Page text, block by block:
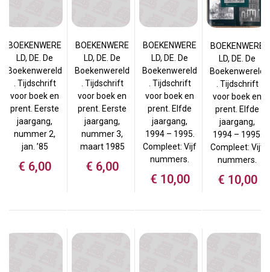
BOEKENWERE
LD, DE. De
Boekenwereld
. Tijdschrift
voor boek en
prent. Eerste
jaargang,
nummer 2,
jan. ’85
€ 6,00
BOEKENWERE
LD, DE. De
Boekenwereld
. Tijdschrift
voor boek en
prent. Eerste
jaargang,
nummer 3,
maart 1985
€ 6,00
BOEKENWERE
LD, DE. De
Boekenwereld
. Tijdschrift
voor boek en
prent. Elfde
jaargang,
1994 – 1995.
Compleet: Vijf
nummers.
€ 10,00
BOEKENWERE
LD, DE. De
Boekenwereld
. Tijdschrift
voor boek en
prent. Elfde
jaargang,
1994 – 1995.
Compleet: Vijf
nummers.
€ 10,00